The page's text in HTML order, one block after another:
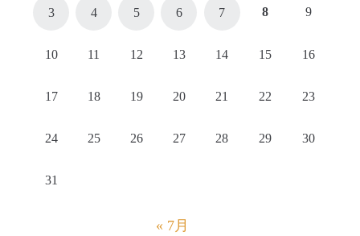
3 4 5 6 7 8 9
10 11 12 13 14 15 16
17 18 19 20 21 22 23
24 25 26 27 28 29 30
31
« 7月